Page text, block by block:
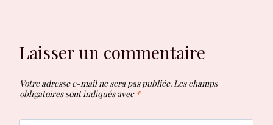
Laisser un commentaire
Votre adresse e-mail ne sera pas publiée. Les champs
obligatoires sont indiqués avec *